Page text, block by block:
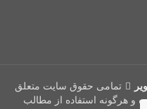
تمامی حقوق سایت متعلق
و هرگونه استفاده از مطالب